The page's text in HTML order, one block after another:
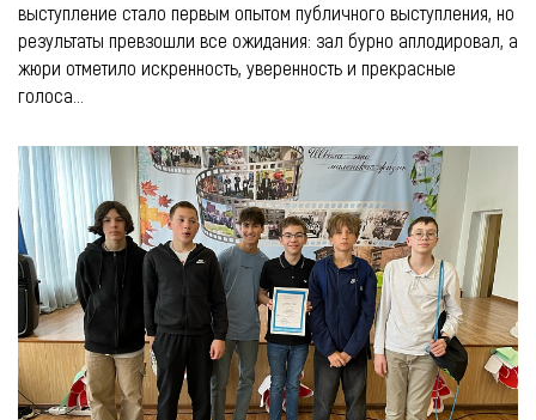
выступление стало первым опытом публичного выступления, но
результаты превзошли все ожидания: зал бурно аплодировал, а
жюри отметило искренность, уверенность и прекрасные
голоса...